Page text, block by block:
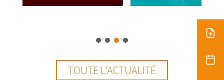
TOUTE L'ACTUALITÉ